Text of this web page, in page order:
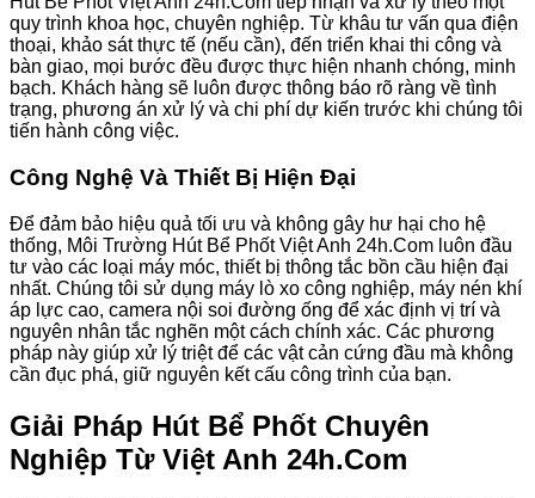
quy trình khoa học, chuyên nghiệp. Từ khâu tư vấn qua điện
thoại, khảo sát thực tế (nếu cần), đến triển khai thi công và
bàn giao, mọi bước đều được thực hiện nhanh chóng, minh
bạch. Khách hàng sẽ luôn được thông báo rõ ràng về tình
trạng, phương án xử lý và chi phí dự kiến trước khi chúng tôi
tiến hành công việc.
Công Nghệ Và Thiết Bị Hiện Đại
Để đảm bảo hiệu quả tối ưu và không gây hư hại cho hệ
thống, Môi Trường Hút Bể Phốt Việt Anh 24h.Com luôn đầu
tư vào các loại máy móc, thiết bị thông tắc bồn cầu hiện đại
nhất. Chúng tôi sử dụng máy lò xo công nghiệp, máy nén khí
áp lực cao, camera nội soi đường ống để xác định vị trí và
nguyên nhân tắc nghẽn một cách chính xác. Các phương
pháp này giúp xử lý triệt để các vật cản cứng đầu mà không
cần đục phá, giữ nguyên kết cấu công trình của bạn.
Giải Pháp Hút Bể Phốt Chuyên
Nghiệp Từ Việt Anh 24h.Com